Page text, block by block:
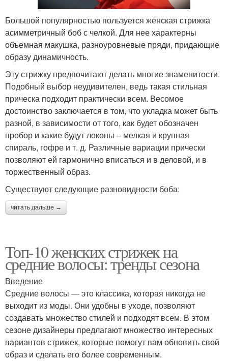
Большой популярностью пользуется женская стрижка
асимметричный боб с челкой. Для нее характерны
объемная макушка, разноуровневые пряди, придающие
образу динамичность.
Эту стрижку предпочитают делать многие знаменитости.
Подобный выбор неудивителен, ведь такая стильная
прическа подходит практически всем. Весомое
достоинство заключается в том, что укладка может быть
разной, в зависимости от того, как будет обозначен
пробор и какие будут локоны – мелкая и крупная
спираль, гофре и т. д. Различные вариации прически
позволяют ей гармонично вписаться и в деловой, и в
торжественный образ.
Существуют следующие разновидности боба:
читать дальше →
Топ-10 женских стрижек на
средние волосы: тренды сезона
Введение
Средние волосы — это классика, которая никогда не
выходит из моды. Они удобны в уходе, позволяют
создавать множество стилей и подходят всем. В этом
сезоне дизайнеры предлагают множество интересных
вариантов стрижек, которые помогут вам обновить свой
образ и сделать его более современным.